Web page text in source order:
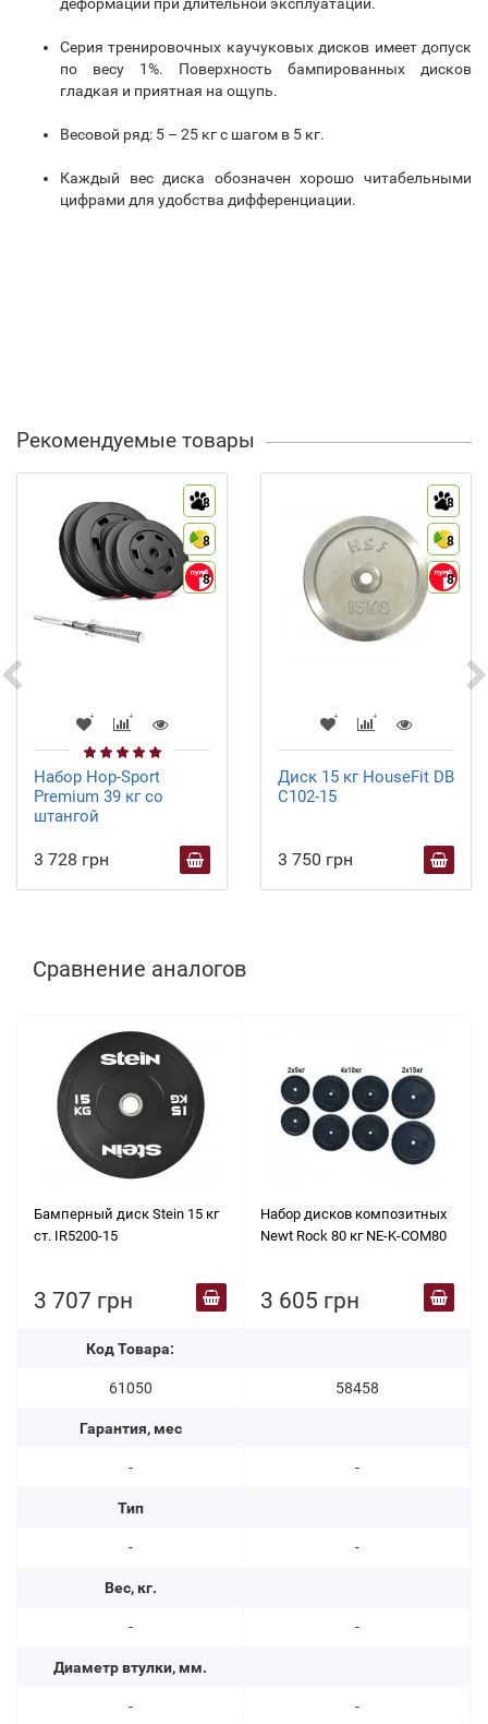
деформации при длительной эксплуатации.
Серия тренировочных каучуковых дисков имеет допуск
по весу 1%. Поверхность бампированных дисков
гладкая и приятная на ощупь.
Весовой ряд: 5 – 25 кг с шагом в 5 кг.
Каждый вес диска обозначен хорошо читабельными
цифрами для удобства дифференциации.
Рекомендуемые товары
8
8
8
Набор Hop-Sport
Premium 39 кг со
штангой
3 728 грн
8
8
8
Диск 15 кг HouseFit DB
C102-15
3 750 грн
Сравнение аналогов
Бамперный диск Stein 15 кг
ст. IR5200-15
3 707 грн
Код Товара:
61050
Гарантия, мес
-
Тип
-
Вес, кг.
-
Диаметр втулки, мм.
-
Набор дисков композитных
Newt Rock 80 кг NE-K-COM80
3 605 грн
58458
-
-
-
-